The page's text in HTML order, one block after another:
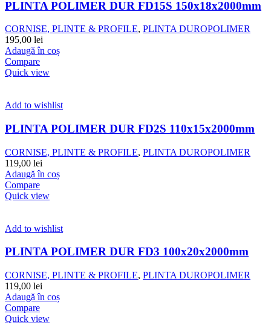
PLINTA POLIMER DUR FD15S 150x18x2000mm
CORNISE, PLINTE & PROFILE, PLINTA DUROPOLIMER
195,00 lei
Adaugă în coș
Compare
Quick view
Add to wishlist
PLINTA POLIMER DUR FD2S 110x15x2000mm
CORNISE, PLINTE & PROFILE, PLINTA DUROPOLIMER
119,00 lei
Adaugă în coș
Compare
Quick view
Add to wishlist
PLINTA POLIMER DUR FD3 100x20x2000mm
CORNISE, PLINTE & PROFILE, PLINTA DUROPOLIMER
119,00 lei
Adaugă în coș
Compare
Quick view